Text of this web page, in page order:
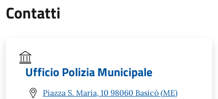
Contatti
Ufficio Polizia Municipale
Piazza S. Maria, 10 98060 Basicò (ME)